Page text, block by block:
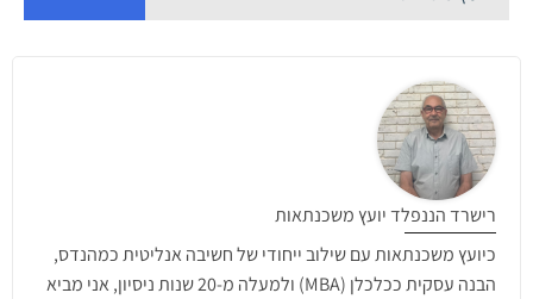
רישרד הננפלד יועץ משכנתאות
כיועץ משכנתאות עם שילוב ייחודי של חשיבה אנליטית כמהנדס,
הבנה עסקית ככלכלן (MBA) ולמעלה מ-20 שנות ניסיון, אני מביא